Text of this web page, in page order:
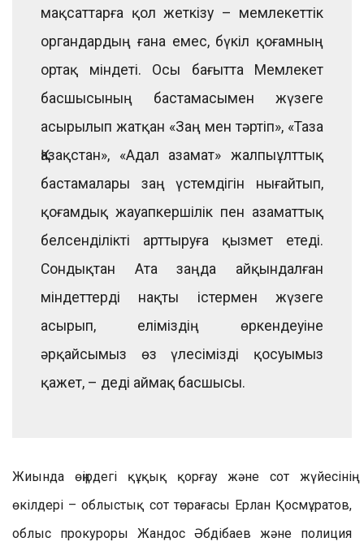
мақсаттарға қол жеткізу – мемлекеттік
органдардың ғана емес, бүкіл қоғамның
ортақ міндеті. Осы бағытта Мемлекет
басшысының бастамасымен жүзеге
асырылып жатқан «Заң мен тәртіп», «Таза
Қазақстан», «Адал азамат» жалпыұлттық
бастамалары заң үстемдігін нығайтып,
қоғамдық жауапкершілік пен азаматтық
белсенділікті арттыруға қызмет етеді.
Сондықтан Ата заңда айқындалған
міндеттерді нақты істермен жүзеге
асырып, еліміздің өркендеуіне
әрқайсымыз өз үлесімізді қосуымыз
қажет, – деді аймақ басшысы.
Жиында өңірдегі құқық қорғау және сот жүйесінің
өкілдері – облыстық сот төрағасы Ерлан Қосмұратов,
облыс прокуроры Жандос Әбдібаев және полиция